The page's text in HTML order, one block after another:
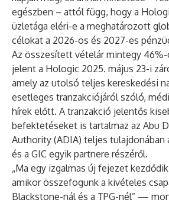
egészben – attól függ, hogy a
üzletága eléri-e a meghatározott
célokat a 2026-os és 2027-es
Az összesített vételár mintegy
jelent a Hologic 2025. május 23-i
amely az utolsó teljes kereskedési
esetleges tranzakciójáról szóló,
hírek előtt. A tranzakció jelentős
befektetéseket is tartalmaz az Abu
Authority (ADIA) teljes tulajdonában
és a GIC egyik partnere részéről.
„Ma egy izgalmas új fejezet
amikor összefogunk a kivételes
Blackstone-nál és a TPG-nél” —